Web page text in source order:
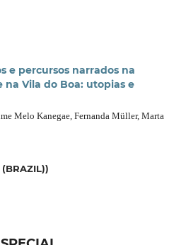
e percursos narrados na
Vila do Boa: utopias e
Melo Kanegae, Fernanda Müller, Marta
(BRAZIL))